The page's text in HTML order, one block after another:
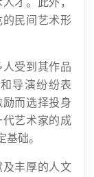
民间艺术形
受到其作品
导演纷纷表
而选择投身
艺术家的成
础。
丰厚的人文